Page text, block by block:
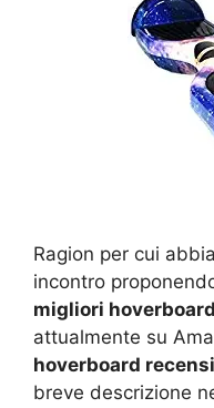
Ragion per cui
incontro
migliori
attualmente su
hoverboard
breve descrizione